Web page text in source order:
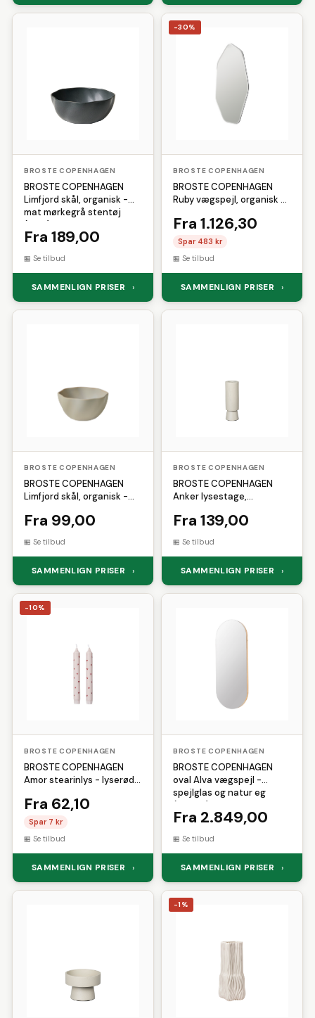
BROSTE COPENHAGEN
BROSTE COPENHAGEN
Limfjord skål, organisk -
mat mørkegrå stentøj
(Ø20)
Fra 189,00
Se tilbud
SAMMENLIGN PRISER ›
-30%
BROSTE COPENHAGEN
BROSTE COPENHAGEN
Ruby vægspejl, organisk -
(120x60)
Fra 1.126,30
Spar 483 kr
Se tilbud
SAMMENLIGN PRISER ›
BROSTE COPENHAGEN
BROSTE COPENHAGEN
Limfjord skål, organisk -
Fra 99,00
Se tilbud
SAMMENLIGN PRISER ›
BROSTE COPENHAGEN
BROSTE COPENHAGEN
Anker lysestage,
sandfarve (H: 11 cm)
Fra 139,00
Se tilbud
SAMMENLIGN PRISER ›
-10%
BROSTE COPENHAGEN
BROSTE COPENHAGEN
Amor stearinlys - lyserød
Fra 62,10
Spar 7 kr
Se tilbud
SAMMENLIGN PRISER ›
BROSTE COPENHAGEN
BROSTE COPENHAGEN
oval Alva vægspejl -
spejlglas og natur eg
(62x158)
Fra 2.849,00
Se tilbud
SAMMENLIGN PRISER ›
-1%